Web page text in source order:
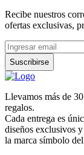
Recibe nuestros
ofertas exclusivas,
Suscribirse
Llevamos más de
regalos.
Cada entrega es
diseños exclusivos
la marca símbolo